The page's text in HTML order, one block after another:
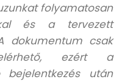
folyamatosan
és a tervezett
dokumentum csak
ezért a
bejelentkezés után